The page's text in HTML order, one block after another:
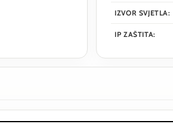
IZVOR SVJETLA:
IP ZAŠTITA: